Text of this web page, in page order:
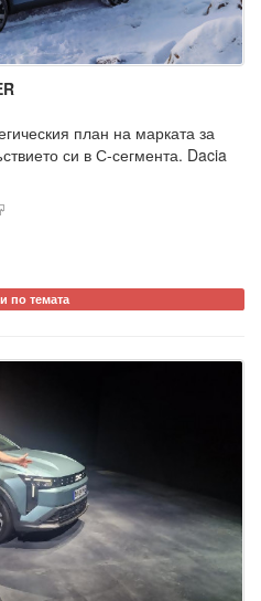
план на марката за
си в С-сегмента. Dacia
по темата